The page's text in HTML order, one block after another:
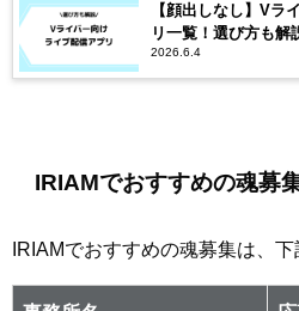
【顔出しなし】Vラ
リ一覧！選び方も解
2026.6.4
IRIAMでおすすめの魂募
IRIAMでおすすめの魂募集は、下